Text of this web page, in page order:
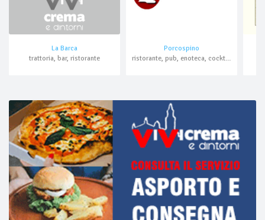
La Barca
trattoria, bar, ristorante
Porcospino
ristorante, pub, enoteca, cocktail bar